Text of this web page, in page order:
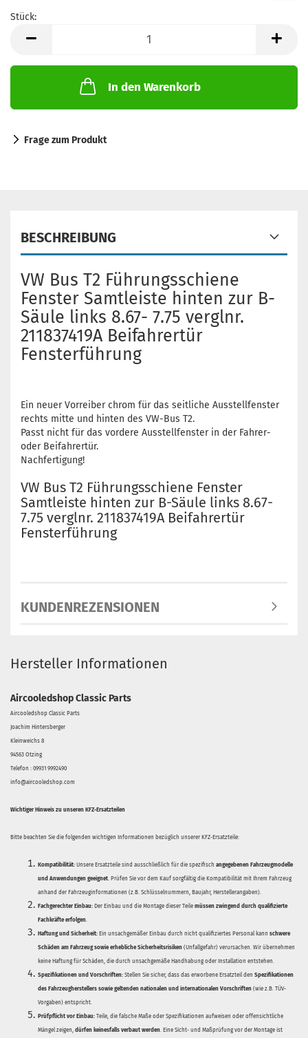
Stück:
In den Warenkorb
Frage zum Produkt
BESCHREIBUNG
VW Bus T2 Führungsschiene
Fenster Samtleiste hinten zur B-
Säule links 8.67- 7.75 verglnr.
211837419A Beifahrertür
Fensterführung
Ein neuer Vorreiber chrom für das seitliche Ausstellfenster
rechts mitte und hinten des VW-Bus T2.
Passt nicht für das vordere Ausstellfenster in der Fahrer-
oder Beifahrertür.
Nachfertigung!
VW Bus T2 Führungsschiene Fenster
Samtleiste hinten zur B-Säule links 8.67-
7.75 verglnr. 211837419A Beifahrertür
Fensterführung
KUNDENREZENSIONEN
Hersteller Informationen
Aircooledshop Classic Parts
Aircooledshop Classic Parts
Joachim Hintersberger
Kleinweichs 8
94563 Otzing
Telefon : 09931 9992490
info@aircooledshop.com
Wichtiger Hinweis zu unseren KFZ-Ersatzteilen
Bitte beachten Sie die folgenden wichtigen Informationen bezüglich unserer KFZ-Ersatzteile:
Kompatibilität: Unsere Ersatzteile sind ausschließlich für die spezifisch angegebenen Fahrzeugmodelle
und Anwendungen geeignet. Prüfen Sie vor dem Kauf sorgfältig die Kompatibilität mit Ihrem Fahrzeug
anhand der Fahrzeuginformationen (z.B. Schlüsselnummern, Baujahr, Herstellerangaben).
Fachgerechter Einbau: Der Einbau und die Montage dieser Teile müssen zwingend durch qualifizierte
Fachkräfte erfolgen.
Haftung und Sicherheit: Ein unsachgemäßer Einbau durch nicht qualifiziertes Personal kann schwere
Schäden am Fahrzeug sowie erhebliche Sicherheitsrisiken (Unfallgefahr) verursachen. Wir übernehmen
keine Haftung für Schäden, die durch unsachgemäße Handhabung oder Installation entstehen.
Spezifikationen und Vorschriften: Stellen Sie sicher, dass das erworbene Ersatzteil den Spezifikationen
des Fahrzeugherstellers sowie geltenden nationalen und internationalen Vorschriften (wie z.B. TÜV-
Vorgaben) entspricht.
Prüfpflicht vor Einbau: Teile, die falsche Maße oder Spezifikationen aufweisen oder offensichtliche
Mängel zeigen, dürfen keinesfalls verbaut werden. Eine Sicht- und Maßprüfung vor der Montage ist